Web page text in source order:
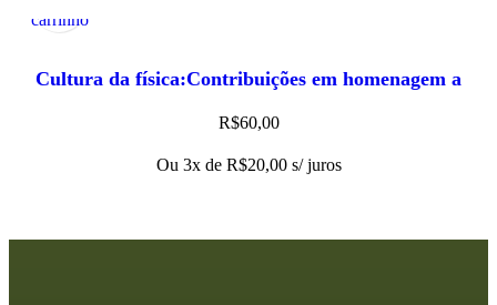
carrinho
Cultura da física:Contribuições em homenagem a
R$60,00
Ou 3x de R$20,00 s/ juros